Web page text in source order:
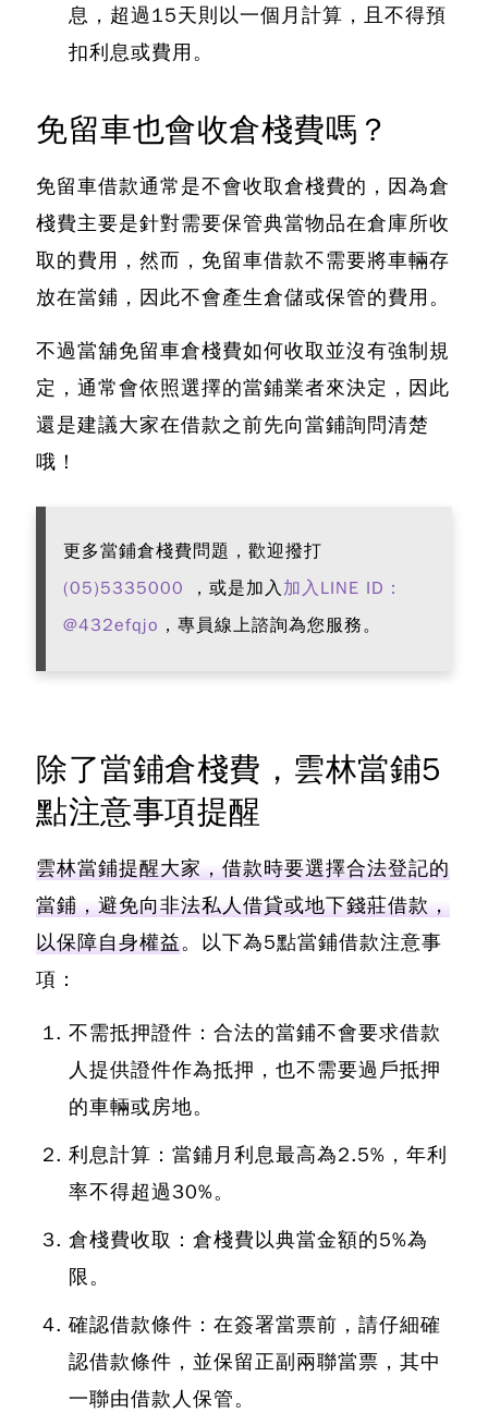
息，超過15天則以一個月計算，且不得預
扣利息或費用。
免留車也會收倉棧費嗎？
免留車借款通常是不會收取倉棧費的，因為倉
棧費主要是針對需要保管典當物品在倉庫所收
取的費用 ，然而，免留車借款不需要將車輛存
放在當鋪，因此不會產生倉儲或保管的費用。
不過當舖免留車倉棧費如何收取並沒有強制規
定，通常會依照選擇的當鋪業者來決定，因此
還是建議大家在借款之前先向當鋪詢問清楚
哦！
更多當鋪倉棧費問題，歡迎撥打
(05)5335000
，或是加入加入LINE ID：
@432efqjo ，專員線上諮詢為您服務。
除了當鋪倉棧費，雲林當鋪5
點注意事項提醒
雲林當鋪提醒大家，借款時要選擇合法登記的
當鋪，避免向非法私人借貸或地下錢莊借款，
以保障自身權益。以下為5點當鋪借款注意事
項：
不需抵押證件： 合法的當鋪不會要求借款
人提供證件作為抵押，也不需要過戶抵押
的車輛或房地。
利息計算： 當鋪月利息最高為2.5%，年利
率不得超過30%。
倉棧費收取： 倉棧費以典當金額的5%為
限。
確認借款條件： 在簽署當票前，請仔細確
認借款條件，並保留正副兩聯當票，其中
一聯由借款人保管。